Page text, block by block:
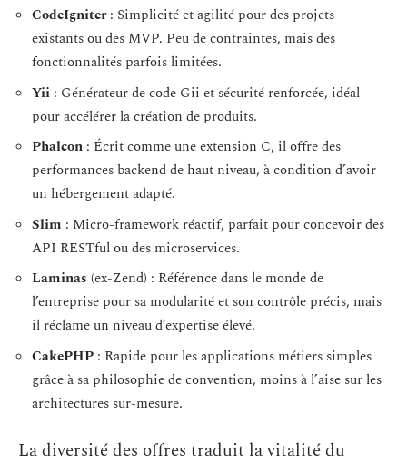
CodeIgniter: Simplicité et agilité pour des projets
existants ou des MVP. Peu de contraintes, mais des
fonctionnalités parfois limitées.
Yii : Générateur de code Gii et sécurité renforcée, idéal
pour accélérer la création de produits.
Phalcon : Écrit comme une extension C, il offre des
performances backend de haut niveau, à condition d’avoir
un hébergement adapté.
Slim : Micro-framework réactif, parfait pour concevoir des
API RESTful ou des microservices.
Laminas (ex-Zend) : Référence dans le monde de
l’entreprise pour sa modularité et son contrôle précis, mais
il réclame un niveau d’expertise élevé.
CakePHP : Rapide pour les applications métiers simples
grâce à sa philosophie de convention, moins à l’aise sur les
architectures sur-mesure.
La diversité des offres traduit la vitalité du